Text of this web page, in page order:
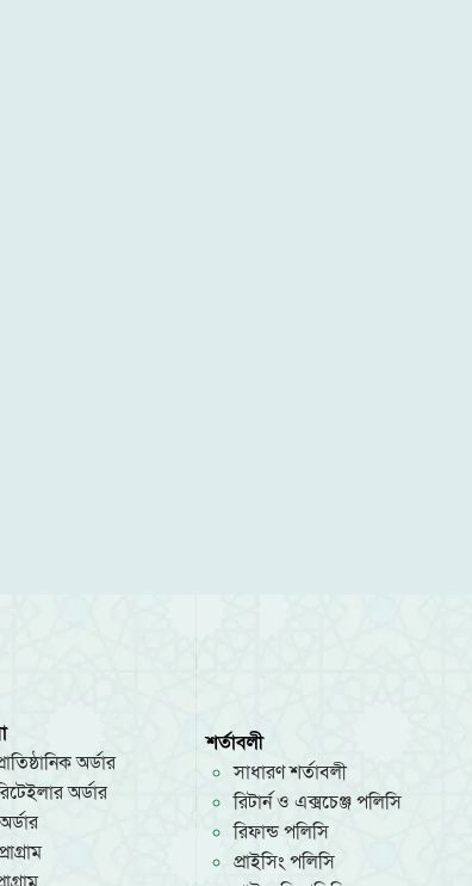
অর্ডার
অর্ডার
শর্তাবলী
সাধারণ শর্তাবলী
রিটার্ন ও এক্সচেঞ্জ পলিসি
রিফান্ড পলিসি
প্রাইসিং পলিসি